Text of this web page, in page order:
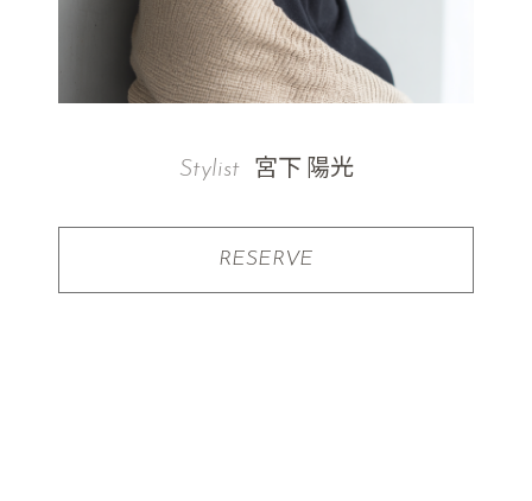
Stylist 宮下 陽光
RESERVE